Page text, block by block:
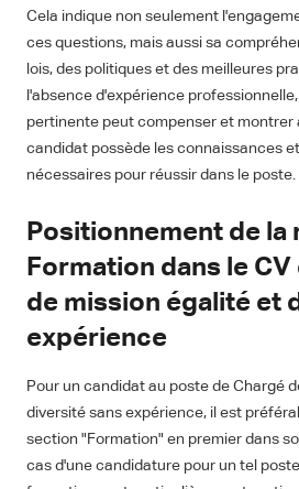
Cela indique non seulement
ces questions, mais aussi sa
lois, des politiques et des meilleures
l'absence d'expérience
pertinente peut compenser et montrer
candidat possède les connaissances
nécessaires pour réussir dans le poste.
Positionnement de la
Formation dans le
de mission égalité et
expérience
Pour un candidat au poste de Chargé
diversité sans expérience, il est
section "Formation" en premier dans
cas d'une candidature pour un tel